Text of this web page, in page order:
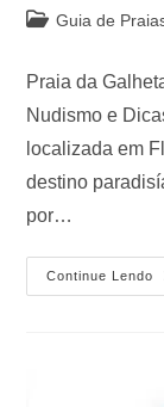
Guia de
Praia da
Nudismo e
localizada em
destino
por…
Continue Lendo